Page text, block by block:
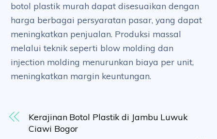
botol plastik murah dapat disesuaikan dengan
harga berbagai persyaratan pasar, yang dapat
meningkatkan penjualan. Produksi massal
melalui teknik seperti blow molding dan
injection molding menurunkan biaya per unit,
meningkatkan margin keuntungan.
Kerajinan Botol Plastik di Jambu Luwuk
Ciawi Bogor